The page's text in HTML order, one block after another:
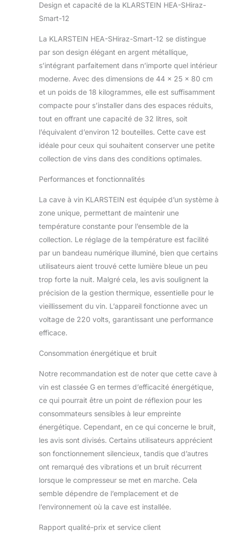
un bar. 39
réparties sur deux
zones de température
réglables séparément –
idéal pour rafraîchir
rouges et blancs en
même temps. TOUS
LES VINS, 5–18 °C :
Température réglable
en continu entre 5 et 18
°C – idéal pour vins
rouges, blancs et
rosés, prosecco,
COMMANDE TACTILE
température via le
bandeau tactile avec
écran LCD. Compacte
dans toutes les pièces.
SILENCIEUX & SANS
VIBRATION : Avec
seulement 46 dB, le
fonctionne tout en
silence et sans
vibrations – idéal pour
Design et capacité de la KLARSTEIN HEA-SHiraz-
Smart-12
La KLARSTEIN HEA-SHiraz-Smart-12 se distingue
par son design élégant en argent métallique,
s’intégrant parfaitement dans n’importe quel intérieur
moderne. Avec des dimensions de 44 x 25 x 80 cm
et un poids de 18 kilogrammes, elle est suffisamment
compacte pour s’installer dans des espaces réduits,
tout en offrant une capacité de 32 litres, soit
l’équivalent d’environ 12 bouteilles. Cette cave est
idéale pour ceux qui souhaitent conserver une petite
collection de vins dans des conditions optimales.
Performances et fonctionnalités
La cave à vin KLARSTEIN est équipée d’un système à
zone unique, permettant de maintenir une
température constante pour l’ensemble de la
collection. Le réglage de la température est facilité
par un bandeau numérique illuminé, bien que certains
utilisateurs aient trouvé cette lumière bleue un peu
trop forte la nuit. Malgré cela, les avis soulignent la
précision de la gestion thermique, essentielle pour le
vieillissement du vin. L’appareil fonctionne avec un
voltage de 220 volts, garantissant une performance
efficace.
Consommation énergétique et bruit
Notre recommandation est de noter que cette cave à
vin est classée G en termes d’efficacité énergétique,
ce qui pourrait être un point de réflexion pour les
consommateurs sensibles à leur empreinte
énergétique. Cependant, en ce qui concerne le bruit,
les avis sont divisés. Certains utilisateurs apprécient
son fonctionnement silencieux, tandis que d’autres
ont remarqué des vibrations et un bruit récurrent
lorsque le compresseur se met en marche. Cela
semble dépendre de l’emplacement et de
l’environnement où la cave est installée.
Rapport qualité-prix et service client